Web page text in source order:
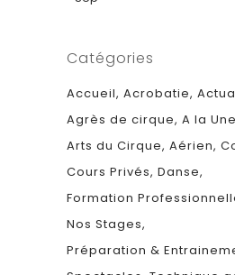
Catégories
Accueil Acrobatie
Agrès de cirque A la
Arts du Cirque Aérien
Cours Privés Danse
Formation
Nos Stages
Préparation &